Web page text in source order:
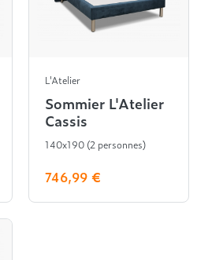
L'Atelier
Sommier L'Atelier
Cassis
140x190 (2 personnes)
746,99 €